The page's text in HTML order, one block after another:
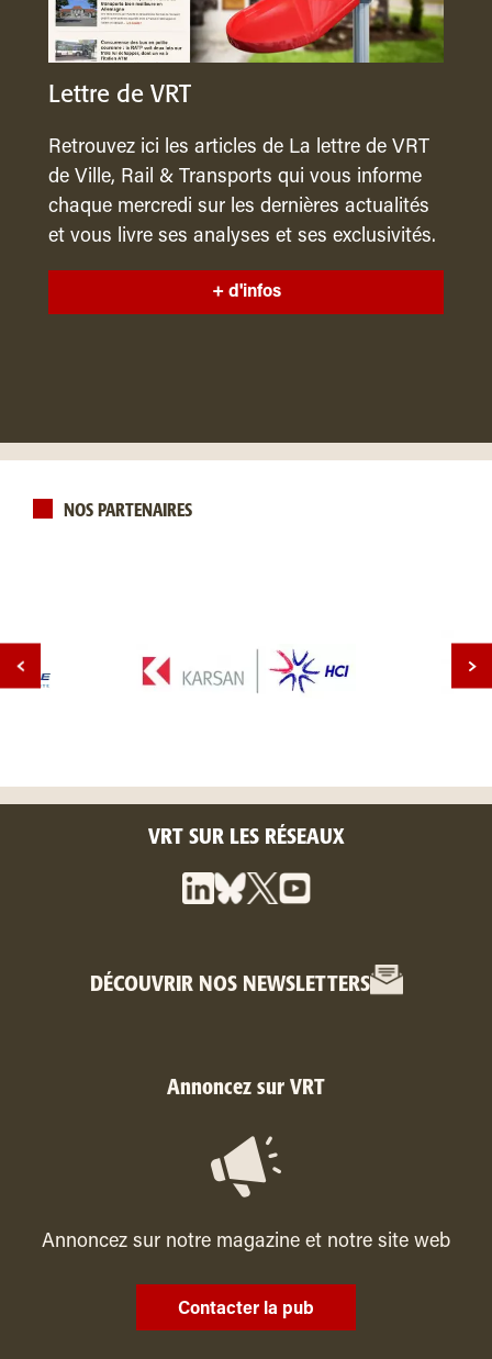
Lettre de VRT
Retrouvez ici les articles de La lettre de VRT
de Ville, Rail & Transports qui vous informe
chaque mercredi sur les dernières actualités
et vous livre ses analyses et ses exclusivités.
+ d'infos
NOS PARTENAIRES
VRT SUR LES RÉSEAUX
DÉCOUVRIR NOS NEWSLETTERS
Annoncez sur VRT
Annoncez sur notre magazine et notre site web
Contacter la pub